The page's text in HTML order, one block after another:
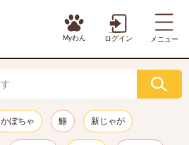
Myわん ログイン メニュー
かぼちゃ 鯵 新じゃが